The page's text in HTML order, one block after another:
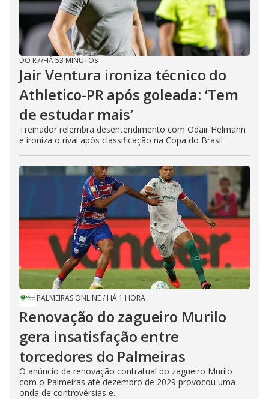
DO R7/HÁ 53 MINUTOS
Jair Ventura ironiza técnico do
Athletico-PR após goleada: ‘Tem
de estudar mais’
Treinador relembra desentendimento com Odair Helmann
e ironiza o rival após classificação na Copa do Brasil
PALMEIRAS ONLINE/ HÁ 1 HORA
Renovação do zagueiro Murilo
gera insatisfação entre
torcedores do Palmeiras
O anúncio da renovação contratual do zagueiro Murilo
com o Palmeiras até dezembro de 2029 provocou uma
onda de controvérsias e...